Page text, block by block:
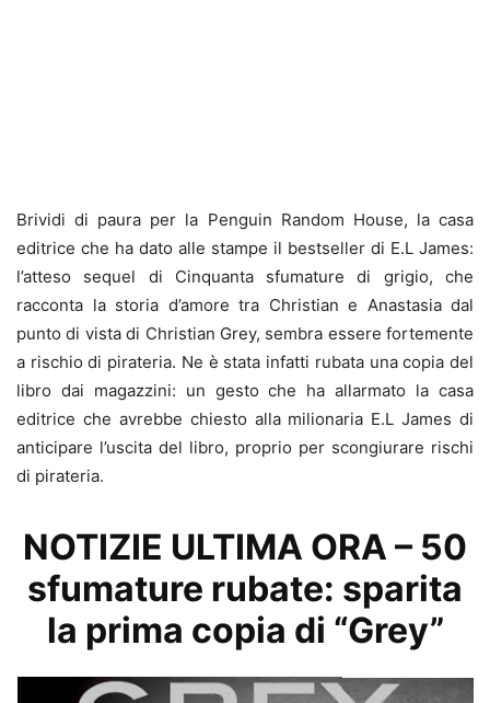
Brividi di paura per la Penguin Random House, la casa
editrice che ha dato alle stampe il bestseller di E.L James:
l’atteso sequel di Cinquanta sfumature di grigio, che
racconta la storia d’amore tra Christian e Anastasia dal
punto di vista di Christian Grey, sembra essere fortemente
a rischio di pirateria. Ne è stata infatti rubata una copia del
libro dai magazzini: un gesto che ha allarmato la casa
editrice che avrebbe chiesto alla milionaria E.L James di
anticipare l’uscita del libro, proprio per scongiurare rischi
di pirateria.
NOTIZIE ULTIMA ORA – 50
sfumature rubate: sparita
la prima copia di “Grey”